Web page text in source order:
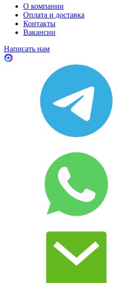
О компании
Оплата и доставка
Контакты
Вакансии
Написать нам